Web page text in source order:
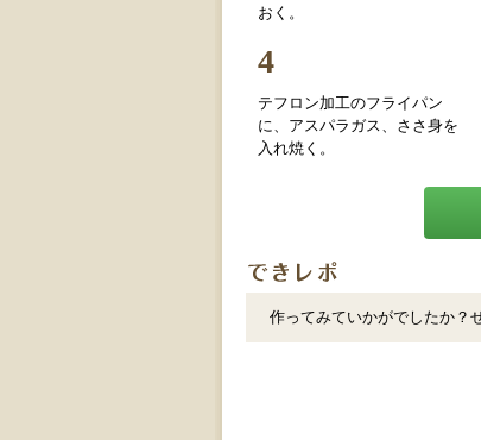
おく。
4
テフロン加工のフライパン
に、アスパラガス、ささ身を
入れ焼く。
作ってみていかがでしたか？